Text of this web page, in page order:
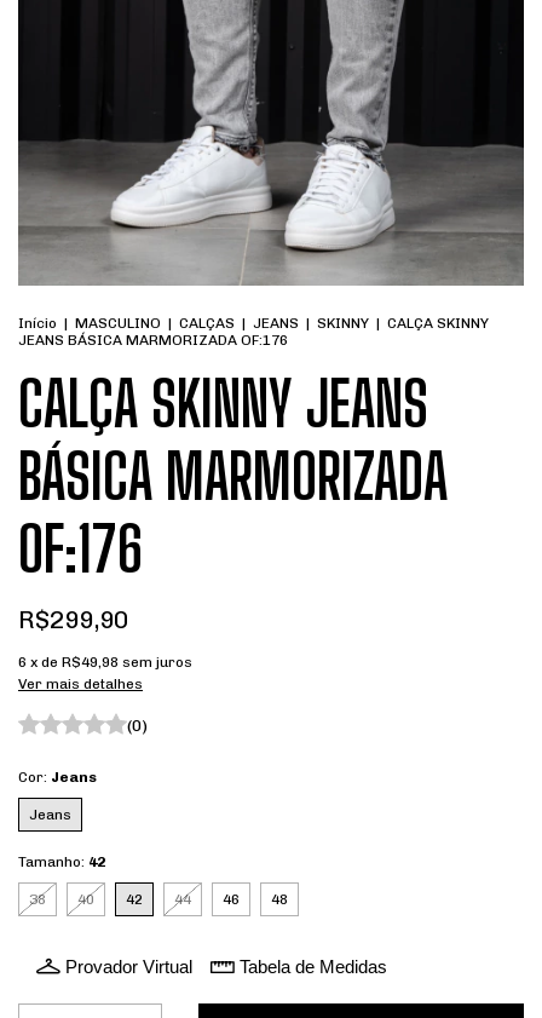
Início | MASCULINO | CALÇAS | JEANS | SKINNY | CALÇA SKINNY
JEANS BÁSICA MARMORIZADA OF:176
CALÇA SKINNY JEANS
BÁSICA MARMORIZADA
OF:176
R$299,90
6 x de R$49,98 sem juros
Ver mais detalhes
(0)
Cor: Jeans
Jeans
Tamanho: 42
38 40 42 44 46 48
Provador Virtual Tabela de Medidas